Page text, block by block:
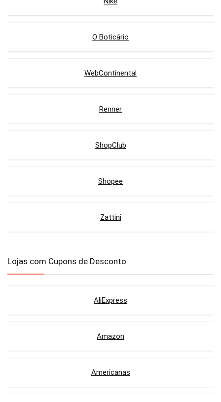
O Boticário
WebContinental
Renner
ShopClub
Shopee
Zattini
Lojas com Cupons de Desconto
AliExpress
Amazon
Americanas